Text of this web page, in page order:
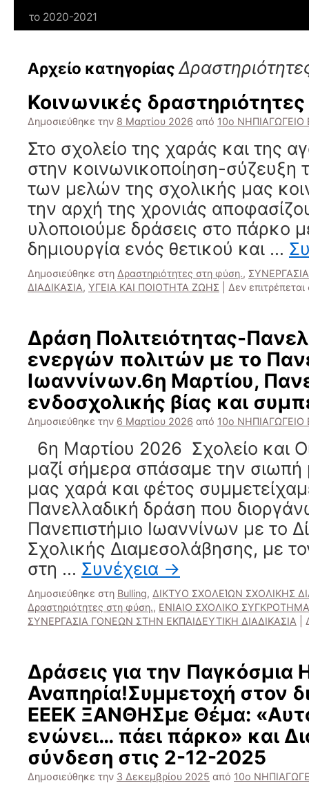
το 2020-2021
Αρχείο κατηγορίας
Κοινωνικές
Δημοσιεύθηκε την 8 Μαρτίου 2026 από 10ο
Στο σχολείο της χαράς και της
στην κοινωνικοποίηση-
των μελών της σχολικής μας
την αρχή της χρονιάς
υλοποιούμε δράσεις στο πάρκο
δημιουργία ενός θετικού και …
Δημοσιεύθηκε στη Δραστηριότητες στη φύση.,
ΔΙΑΔΙΚΑΣΙΑ, ΥΓΕΙΑ ΚΑΙ ΠΟΙΟΤΗΤΑ ΖΩΗΣ Δεν
Δράση Πολιτειότητας-
ενεργών πολιτών με το
Ιωαννίνων.6η Μαρτίου,
ενδοσχολικής βίας και
Δημοσιεύθηκε την 6 Μαρτίου 2026 από 10ο
6η Μαρτίου 2026 Σχολείο και
μαζί σήμερα σπάσαμε την
μας χαρά και φέτος
Πανελλαδική δράση που
Πανεπιστήμιο Ιωαννίνων με το
Σχολικής Διαμεσολάβησης, με
στη … Συνέχεια →
Δημοσιεύθηκε στη Bulling, ΔΙΚΤΥΟ ΣΧΟΛΕΊΩΝ ΣΧΟΛΙΚΗΣ
Δραστηριότητες στη φύση., ΕΝΙΑΙΟ ΣΧΟΛΙΚΟ ΣΥΓΚΡΟΤΗΜΑ
ΣΥΝΕΡΓΑΣΙΑ ΓΟΝΕΩΝ ΣΤΗΝ ΕΚΠΑΙΔΕΥΤΙΚΗ ΔΙΑΔΙΚΑΣΙΑ
Δράσεις για την
Αναπηρία!Συμμετοχή στον
ΕΕΕΚ ΞΑΝΘΗΣμε Θέμα:
ενώνει… πάει πάρκο» και
σύνδεση στις 2-12-2025
Δημοσιεύθηκε την 3 Δεκεμβρίου 2025 από 10ο